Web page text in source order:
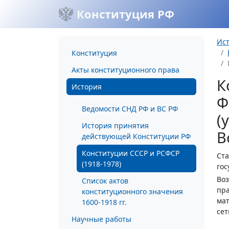
Конституция РФ
Конституция
Акты конституционного права
История
Ведомости СНД РФ и ВС РФ
История принятия
действующей Конституции РФ
Конституции СССР и РСФСР
(1918-1978)
Список актов
конституционного значения
1600-1918 гг.
Научные работы